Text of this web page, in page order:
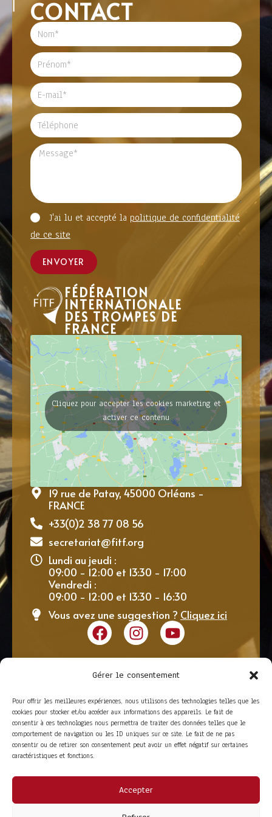
Gérer le consentement
Pour offrir les meilleures expériences, nous utilisons des technologies telles que les
cookies pour stocker et/ou accéder aux informations des appareils. Le fait de
consentir à ces technologies nous permettra de traiter des données telles que le
comportement de navigation ou les ID uniques sur ce site. Le fait de ne pas
consentir ou de retirer son consentement peut avoir un effet négatif sur certaines
caractéristiques et fonctions.
Accepter
CONTACT
J'ai lu et accepté la politique de confidentialité
de ce site
ENVOYER
FÉDÉRATION
INTERNATIONALE
DES TROMPES DE
FRANCE
Cliquez pour accepter les cookies marketing et
activer ce contenu
19 rue de Patay, 45000 Orléans -
FRANCE
+33(0)2 38 77 08 56
secretariat@fitf.org
Lundi au jeudi :
09:00 - 12:00 et 13:30 - 17:00
Vendredi :
09:00 - 12:00 et 13:30 - 16:30
Vous avez une suggestion ? Cliquez ici